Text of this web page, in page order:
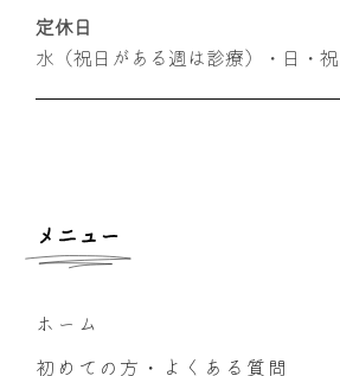
定休日
水（祝日がある週は診療）・日・祝
メニュー
ホーム
初めての方・よくある質問